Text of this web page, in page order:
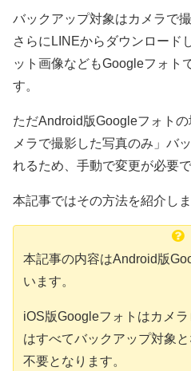
バックアップ対象はカメラで
さらにLINEからダウンロード
ット画像などもGoogleフォト
す。
ただAndroid版Googleフォト
メラで撮影した写真のみ」バ
れるため、手動で変更が必要で
本記事ではその方法を紹介しま
本記事の内容はAndroid版
います。
iOS版Googleフォトはカメ
はすべてバックアップ対象
不要となります。